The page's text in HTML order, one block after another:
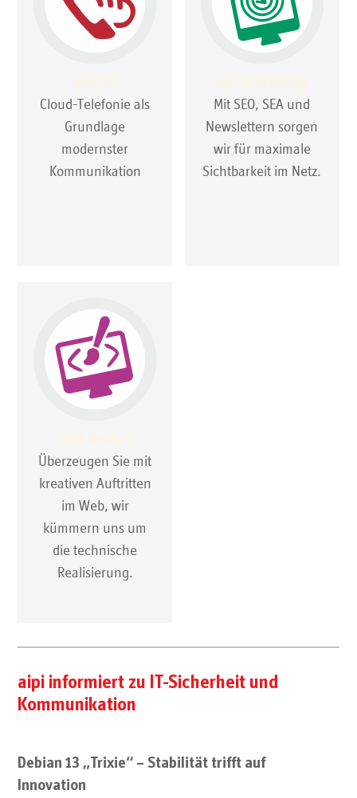
Cloud-Telefonie als
Grundlage
modernster
Kommunikation
Mit SEO, SEA und
Newslettern sorgen
wir für maximale
Sichtbarkeit im Netz.
Überzeugen Sie mit
kreativen Auftritten
im Web, wir
kümmern uns um
die technische
Realisierung.
aipi informiert zu IT-Sicherheit und
Kommunikation
Debian 13 „Trixie“ – Stabilität trifft auf
Innovation